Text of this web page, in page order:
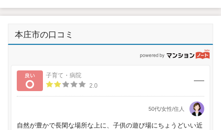
本庄市の口コミ
良い
子育て・病院
2.0
50代/女性/住人
自然が豊かで長閑な場所な上に、子供の遊び場にちょうどいい近